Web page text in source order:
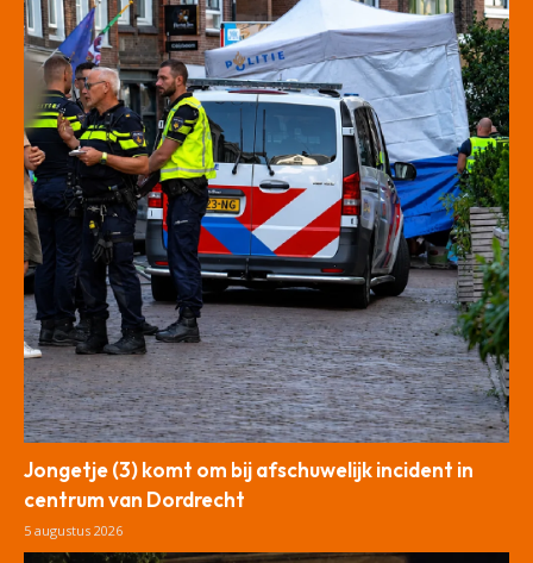
Jongetje (3) komt om bij afschuwelijk incident in
centrum van Dordrecht
5 augustus 2026